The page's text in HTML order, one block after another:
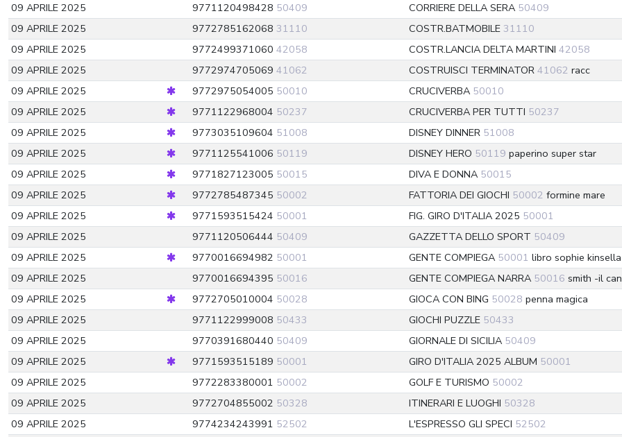
09 APRILE 2025
9771120498428 50409 CORRIERE DELLA SERA 50409
09 APRILE 2025
9772785162068 31110 COSTR.BATMOBILE 31110
09 APRILE 2025
9772499371060 42058 COSTR.LANCIA DELTA MARTINI 42058
09 APRILE 2025
9772974705069 41062 COSTRUISCI TERMINATOR 41062 racc
09 APRILE 2025
9772975054005 50010 CRUCIVERBA 50010
09 APRILE 2025
9771122968004 50237 CRUCIVERBA PER TUTTI 50237
09 APRILE 2025
9773035109604 51008 DISNEY DINNER 51008
09 APRILE 2025
9771125541006 50119 DISNEY HERO 50119 paperino super star
09 APRILE 2025
9771827123005 50015 DIVA E DONNA 50015
09 APRILE 2025
9772785487345 50002 FATTORIA DEI GIOCHI 50002 formine mare
09 APRILE 2025
9771593515424 50001 FIG. GIRO D'ITALIA 2025 50001
09 APRILE 2025
9771120506444 50409 GAZZETTA DELLO SPORT 50409
09 APRILE 2025
9770016694982 50001 GENTE COMPIEGA 50001 libro sophie kinsella
09 APRILE 2025
9770016694395 50016 GENTE COMPIEGA NARRA 50016 smith -il
09 APRILE 2025
9772705010004 50028 GIOCA CON BING 50028 penna magica
09 APRILE 2025
9771122999008 50433 GIOCHI PUZZLE 50433
09 APRILE 2025
9770391680440 50409 GIORNALE DI SICILIA 50409
09 APRILE 2025
9771593515189 50001 GIRO D'ITALIA 2025 ALBUM 50001
09 APRILE 2025
9772283380001 50002 GOLF E TURISMO 50002
09 APRILE 2025
9772704855002 50328 ITINERARI E LUOGHI 50328
09 APRILE 2025
9774234243991 52502 L'ESPRESSO GLI SPECI 52502